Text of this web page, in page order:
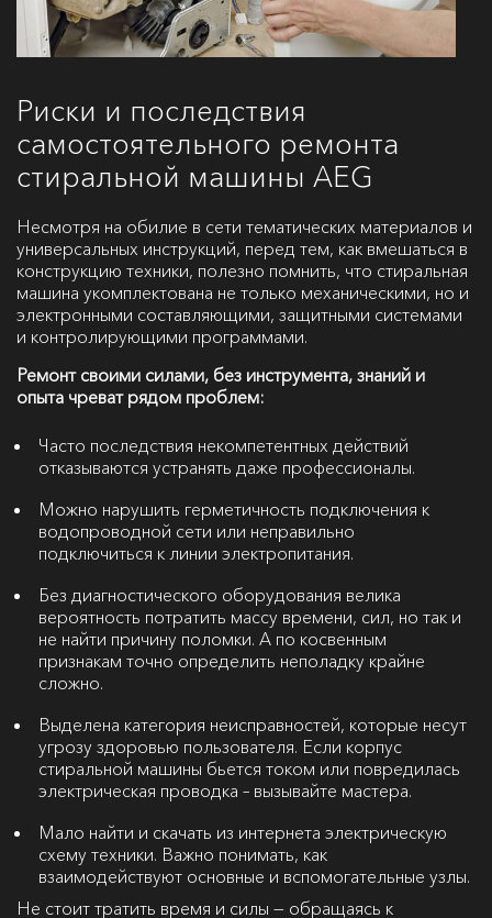
Риски и последствия
самостоятельного ремонта
стиральной машины AEG
Несмотря на обилие в сети тематических материалов и
универсальных инструкций, перед тем, как вмешаться в
конструкцию техники, полезно помнить, что стиральная
машина укомплектована не только механическими, но и
электронными составляющими, защитными системами
и контролирующими программами.
Ремонт своими силами, без инструмента, знаний и
опыта чреват рядом проблем:
Часто последствия некомпетентных действий
отказываются устранять даже профессионалы.
Можно нарушить герметичность подключения к
водопроводной сети или неправильно
подключиться к линии электропитания.
Без диагностического оборудования велика
вероятность потратить массу времени, сил, но так и
не найти причину поломки. А по косвенным
признакам точно определить неполадку крайне
сложно.
Выделена категория неисправностей, которые несут
угрозу здоровью пользователя. Если корпус
стиральной машины бьется током или повредилась
электрическая проводка – вызывайте мастера.
Мало найти и скачать из интернета электрическую
схему техники. Важно понимать, как
взаимодействуют основные и вспомогательные узлы.
Не стоит тратить время и силы — обращаясь к